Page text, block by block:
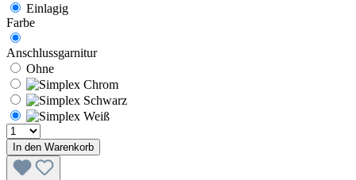
Einlagig
Farbe
Anschlussgarnitur
Ohne
In den Warenkorb